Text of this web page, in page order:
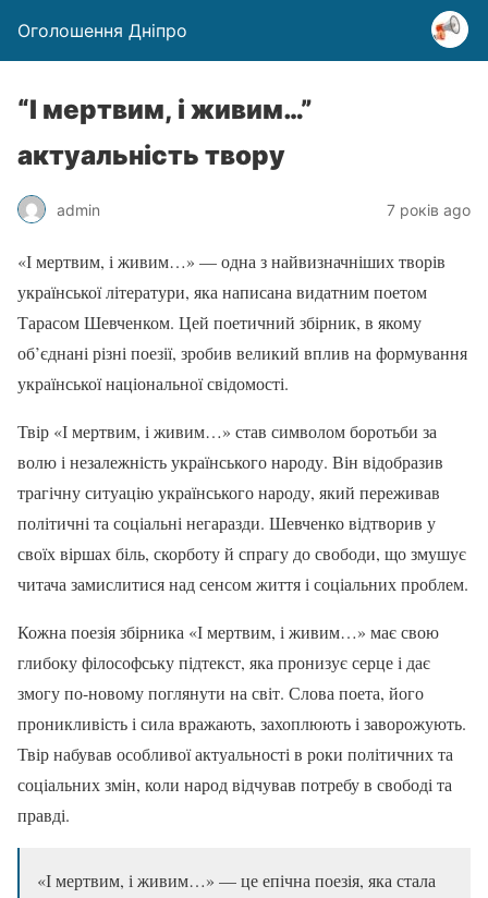
Оголошення Дніпро
“І мертвим, і живим…”
актуальність твору
admin 7 років ago
«І мертвим, і живим…» — одна з найвизначніших творів
української літератури, яка написана видатним поетом
Тарасом Шевченком. Цей поетичний збірник, в якому
об’єднані різні поезії, зробив великий вплив на формування
української національної свідомості.
Твір «І мертвим, і живим…» став символом боротьби за
волю і незалежність українського народу. Він відобразив
трагічну ситуацію українського народу, який переживав
політичні та соціальні негаразди. Шевченко відтворив у
своїх віршах біль, скорботу й спрагу до свободи, що змушує
читача замислитися над сенсом життя і соціальних проблем.
Кожна поезія збірника «І мертвим, і живим…» має свою
глибоку філософську підтекст, яка пронизує серце і дає
змогу по-новому поглянути на світ. Слова поета, його
проникливість і сила вражають, захоплюють і заворожують.
Твір набував особливої актуальності в роки політичних та
соціальних змін, коли народ відчував потребу в свободі та
правді.
«І мертвим, і живим…» — це епічна поезія, яка стала